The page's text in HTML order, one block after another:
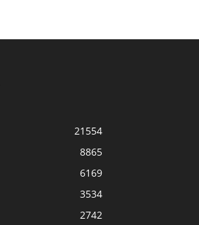
21554
8865
6169
3534
2742